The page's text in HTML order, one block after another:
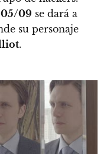
05/09 se dará a
su personaje
.